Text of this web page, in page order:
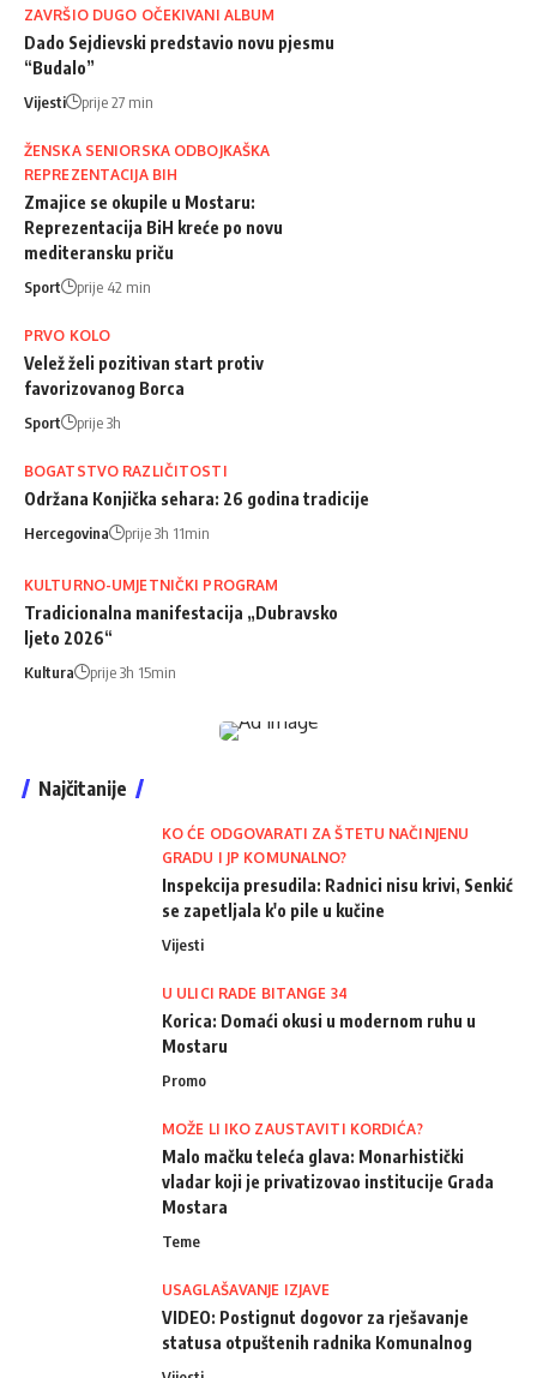
ZAVRŠIO DUGO OČEKIVANI ALBUM
Dado Sejdievski predstavio novu pjesmu
“Budalo”
Vijesti prije 27 min
ŽENSKA SENIORSKA ODBOJKAŠKA
REPREZENTACIJA BIH
Zmajice se okupile u Mostaru:
Reprezentacija BiH kreće po novu
mediteransku priču
Sport prije 42 min
PRVO KOLO
Velež želi pozitivan start protiv
favorizovanog Borca
Sport prije 3h
BOGATSTVO RAZLIČITOSTI
Održana Konjička sehara: 26 godina tradicije
Hercegovina prije 3h 11min
KULTURNO-UMJETNIČKI PROGRAM
Tradicionalna manifestacija „Dubravsko
ljeto 2026“
Kultura prije 3h 15min
Najčitanije
KO ĆE ODGOVARATI ZA ŠTETU NAČINJENU
GRADU I JP KOMUNALNO?
Inspekcija presudila: Radnici nisu krivi, Senkić
se zapetljala k'o pile u kučine
Vijesti
U ULICI RADE BITANGE 34
Korica: Domaći okusi u modernom ruhu u
Mostaru
Promo
MOŽE LI IKO ZAUSTAVITI KORDIĆA?
Malo mačku teleća glava: Monarhistički
vladar koji je privatizovao institucije Grada
Mostara
Teme
USAGLAŠAVANJE IZJAVE
VIDEO: Postignut dogovor za rješavanje
statusa otpuštenih radnika Komunalnog